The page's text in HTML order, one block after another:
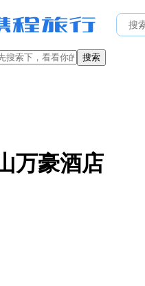
搜索
万豪酒店